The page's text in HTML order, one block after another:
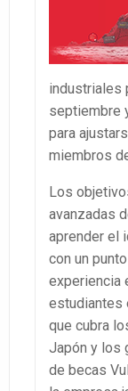
industriales
septiembre
para
miembros
Los
avanzadas
aprender el
con un
experiencia
estudiantes
que cubra
Japón y los
de becas